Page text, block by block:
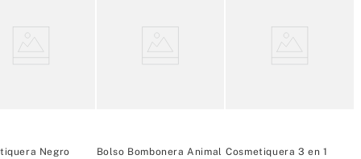
Diseño parcialmente confeccionado con materiales reciclados
Artículo importado
Negro
Bolso Bombonera Animal Cosmetiquera 3 en 1